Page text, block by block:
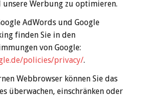
unsere Werbung zu optimieren.
AdWords und Google
finden Sie in den
von Google:
policies/privacy/.
Webbrowser können Sie das
überwachen, einschränken oder